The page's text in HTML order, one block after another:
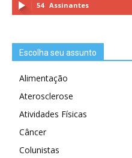
54 Assinantes
Escolha seu assunto
Alimentação
Aterosclerose
Atividades Físicas
Câncer
Colunistas